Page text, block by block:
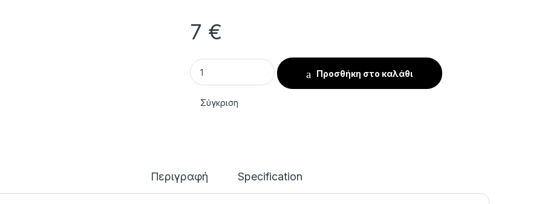
7 €
Σιλικόνη small 2 τεμάχια quantity
Προσθήκη στο καλάθι
Σύγκριση
Περιγραφή Specification